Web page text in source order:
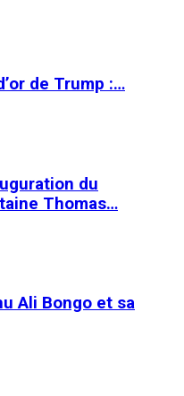
de Trump :…
du
Thomas…
Ali Bongo et sa